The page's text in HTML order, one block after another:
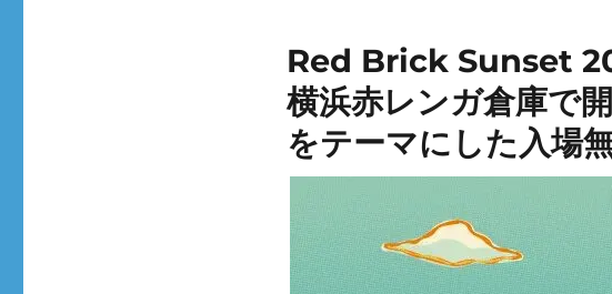
Red Brick Sunset
横浜赤レンガ倉庫で
をテーマにした入場